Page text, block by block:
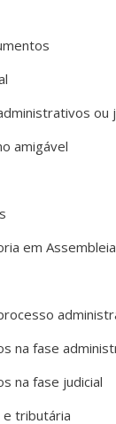
ou
amigável
em Assembleia
na fase
na fase judicial
e tributária